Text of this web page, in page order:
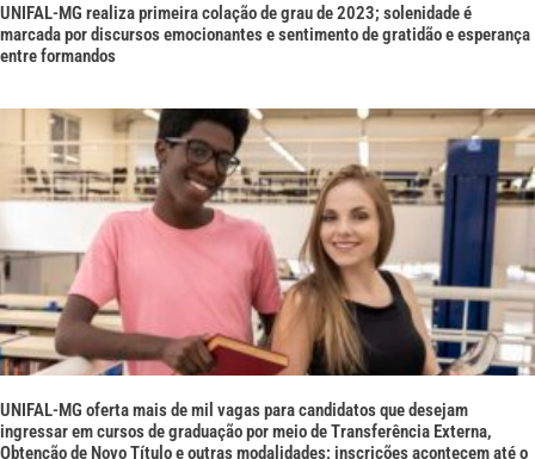
UNIFAL-MG realiza primeira colação de grau de 2023; solenidade é
marcada por discursos emocionantes e sentimento de gratidão e esperança
entre formandos
UNIFAL-MG oferta mais de mil vagas para candidatos que desejam
ingressar em cursos de graduação por meio de Transferência Externa,
Obtenção de Novo Título e outras modalidades; inscrições acontecem até o